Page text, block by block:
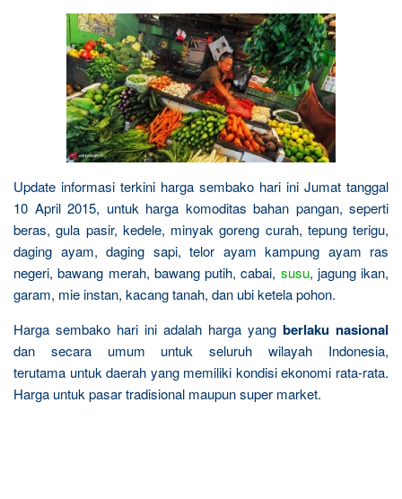
Update informasi terkini harga sembako hari ini Jumat tanggal
10 April 2015, untuk harga komoditas bahan pangan, seperti
beras, gula pasir, kedele, minyak goreng curah, tepung terigu,
daging ayam, daging sapi, telor ayam kampung ayam ras
negeri, bawang merah, bawang putih, cabai, susu, jagung ikan,
garam, mie instan, kacang tanah, dan ubi ketela pohon.
Harga sembako hari ini adalah harga yang berlaku nasional
dan secara umum untuk seluruh wilayah Indonesia,
terutama untuk daerah yang memiliki kondisi ekonomi rata-rata.
Harga untuk pasar tradisional maupun super market.